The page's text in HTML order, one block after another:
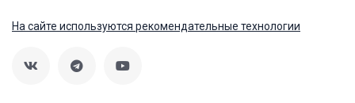
На сайте используются рекомендательные технологии